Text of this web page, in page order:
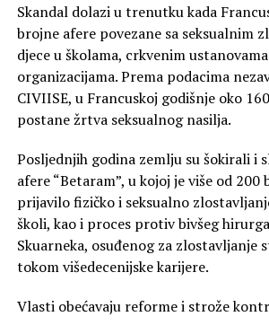
Skandal dolazi u trenutku kada
brojne afere povezane sa seksualnim
djece u školama, crkvenim
organizacijama. Prema podacima
CIVIISE, u Francuskoj godišnje oko
postane žrtva seksualnog nasilja.
Posljednjih godina zemlju su šokirali i
afere “Betaram”, u kojoj je više od 200
prijavilo fizičko i seksualno
školi, kao i proces protiv bivšeg
Skuarneka, osuđenog za zlostavljanje
tokom višedecenijske karijere.
Vlasti obećavaju reforme i strože